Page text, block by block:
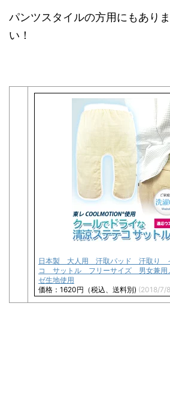
パンツスタイルの方用にもあり
い！
日本製 大人用 汗取パッド 汗取り
コ サットル フリーサイズ 男女兼
ゼ生地使用
価格：1620円（税込、送料別) (2018/7/